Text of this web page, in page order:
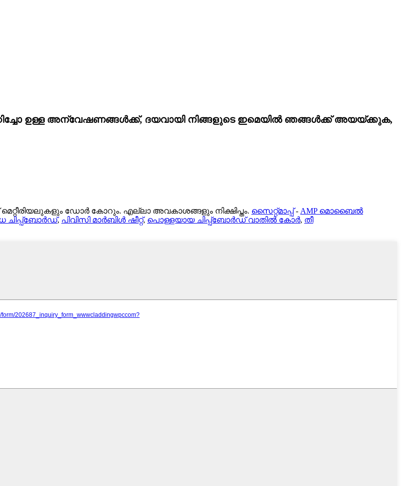
ഉള്ള അന്വേഷണങ്ങൾക്ക്, ദയവായി നിങ്ങളുടെ ഇമെയിൽ ഞങ്ങൾക്ക് അയയ്ക്കുക,
ഡോർ കോറും. എല്ലാ അവകാശങ്ങളും നിക്ഷിപ്തം. സൈറ്റ്മാപ്പ്- AMP മൊബൈൽ
ചിപ്പ്ബോർഡ്, പിവിസി മാർബിൾ ഷീറ്റ്, പൊള്ളയായ ചിപ്പ്ബോർഡ് വാതിൽ കോർ, തീ